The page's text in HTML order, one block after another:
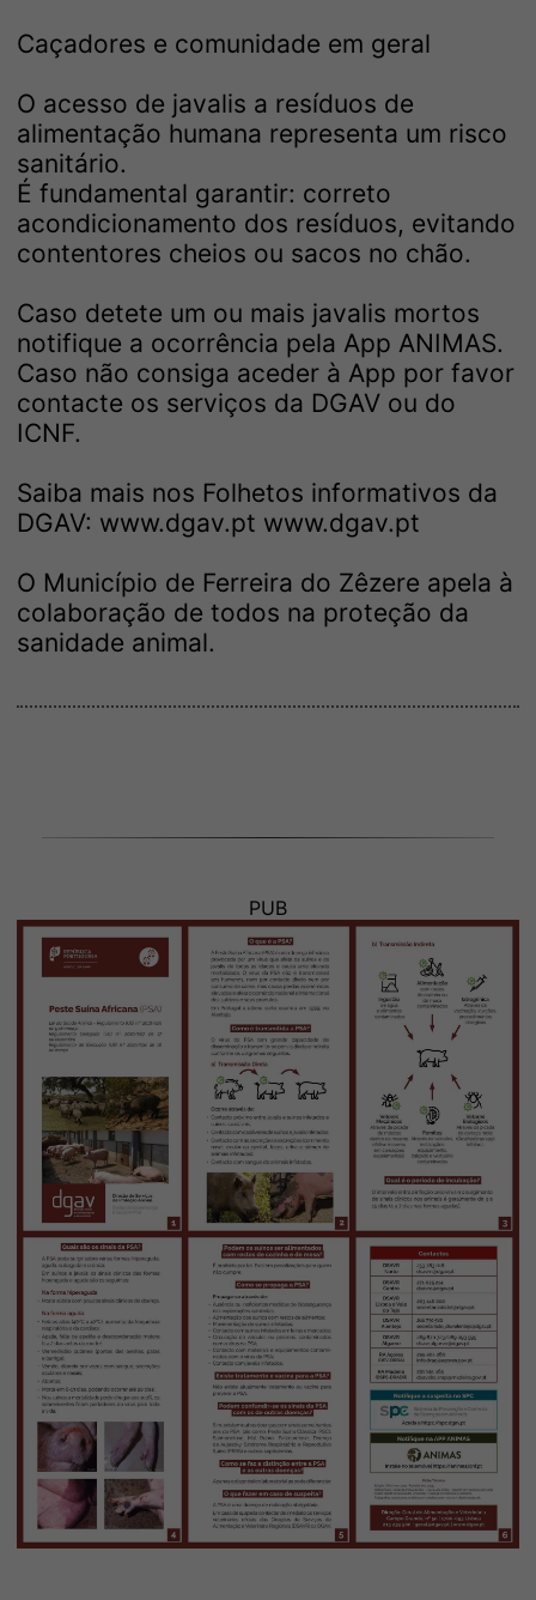
Caçadores e comunidade em geral
O acesso de javalis a resíduos de
alimentação humana representa um risco
sanitário.
É fundamental garantir: correto
acondicionamento dos resíduos, evitando
contentores cheios ou sacos no chão.
Caso detete um ou mais javalis mortos
notifique a ocorrência pela App ANIMAS.
Caso não consiga aceder à App por favor
contacte os serviços da DGAV ou do
ICNF.
Saiba mais nos Folhetos informativos da
DGAV: www.dgav.pt www.dgav.pt
O Município de Ferreira do Zêzere apela à
colaboração de todos na proteção da
sanidade animal.
PUB